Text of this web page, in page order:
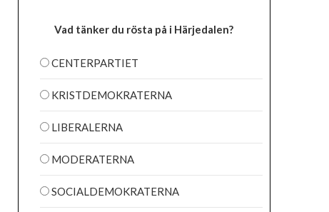
Vad tänker du rösta på i Härjedalen?
CENTERPARTIET
KRISTDEMOKRATERNA
LIBERALERNA
MODERATERNA
SOCIALDEMOKRATERNA